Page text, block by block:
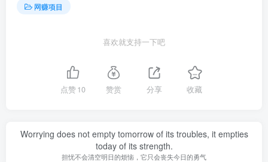
网赚项目
喜欢就支持一下吧
点赞10 赞赏 分享 收藏
Worrying does not empty tomorrow of its troubles, it empties
today of its strength.
担忧不会清空明日的烦恼，它只会丧失今日的勇气